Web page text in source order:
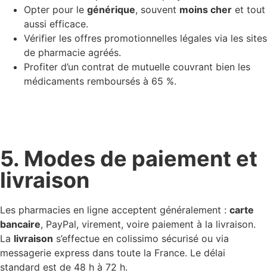
Opter pour le générique, souvent moins cher et tout
aussi efficace.
Vérifier les offres promotionnelles légales via les sites
de pharmacie agréés.
Profiter d’un contrat de mutuelle couvrant bien les
médicaments remboursés à 65 %.
5. Modes de paiement et
livraison
Les pharmacies en ligne acceptent généralement : carte
bancaire, PayPal, virement, voire paiement à la livraison.
La livraison s’effectue en colissimo sécurisé ou via
messagerie express dans toute la France. Le délai
standard est de 48 h à 72 h.